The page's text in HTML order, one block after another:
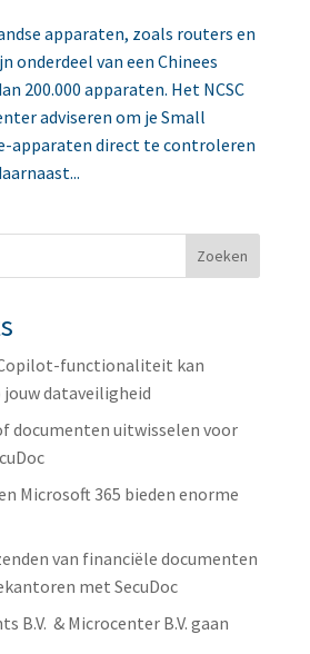
apparaten, zoals routers en
onderdeel van een Chinees
200.000 apparaten. Het NCSC
adviseren om je Small
apparaten direct te controleren
Zoeken
functionaliteit kan
dataveiligheid
documenten uitwisselen voor
Microsoft 365 bieden enorme
van financiële documenten
met SecuDoc
B.V. & Microcenter B.V. gaan